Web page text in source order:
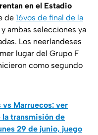
en el Estadio
de 16vos de final de la
y ambas selecciones ya
Los neerlandeses
lugar del Grupo F
como segundo
vs Marruecos: ver
la transmisión de
29 de junio, juego